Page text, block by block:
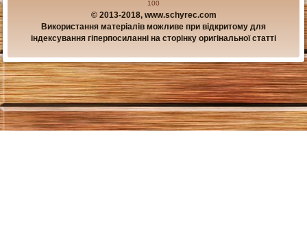
© 2013-2018, www.schyrec.com
Використання матеріалів можливе при відкритому для
індексування гіперпосиланні на сторінку оригінальної статті